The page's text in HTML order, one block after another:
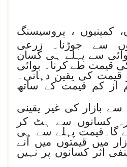
کمپنیوں ، پروسیسنگ
سے جوڑنا۔ زرعی
سے پہلے ہی کسان
قیمت طے کرنا۔ بوائی
کی یقین دہانی۔
از کم قیمت کے ساتھ
بازار کی غیر یقینی
کسانوں سے ہٹ کر
گا۔قیمت پہلے سے ہی
میں قیمتوں میں آنے
اثر کسانوں پر نہیں